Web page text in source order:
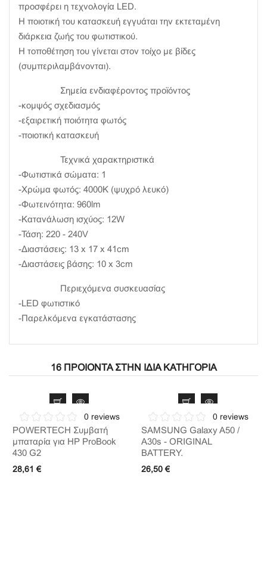
προσφέρει η τεχνολογία LED.
Η ποιοτική του κατασκευή εγγυάται την εκτεταμένη
διάρκεια ζωής του φωτιστικού.
Η τοποθέτηση του γίνεται στον τοίχο με βίδες
(συμπεριλαμβάνονται).
Σημεία ενδιαφέροντος προϊόντος
-κομψός σχεδιασμός
-εξαιρετική ποιότητα φωτός
-ποιοτική κατασκευή
Τεχνικά χαρακτηριστικά
-Φωτιστικά σώματα: 1
-Χρώμα φωτός: 4000K (ψυχρό λευκό)
-Φωτεινότητα: 960lm
-Κατανάλωση ισχύος: 12W
-Τάση: 220 - 240V
-Διαστάσεις: 13 x 17 x 41cm
-Διαστάσεις βάσης: 10 x 3cm
Περιεχόμενα συσκευασίας
-LED φωτιστικό
-Παρελκόμενα εγκατάστασης
16 ΠΡΟΙΌΝΤΑ ΣΤΗΝ ΊΔΙΑ ΚΑΤΗΓΟΡΊΑ
0 reviews
POWERTECH Συμβατή
μπαταρία για HP ProBook
430 G2
28,61 €
0 reviews
SAMSUNG Galaxy A50 /
A30s - ORIGINAL
BATTERY.
26,50 €